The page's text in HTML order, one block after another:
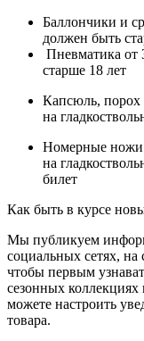
Баллончики и
должен быть
Пневматика от
старше 18 лет
Капсюль, порох
на
Номерные ножи
на
билет
Как быть в курсе
Мы публикуем
социальных сетях,
чтобы первым
сезонных
можете настроить
товара.